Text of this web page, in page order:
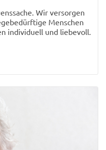
Wir versorgen
Menschen
individuell und liebevoll.